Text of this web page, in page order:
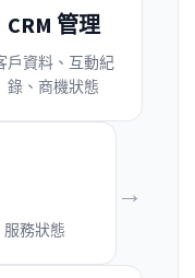
CRM 管理
戶資料、互動紀
錄、商機狀態
務狀態
→